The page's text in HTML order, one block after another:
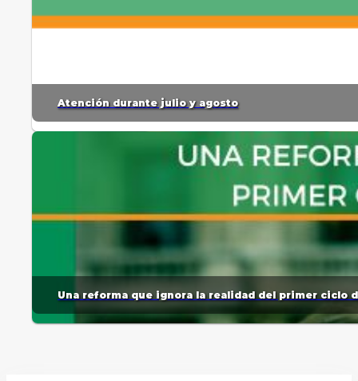
Atención durante julio y agosto
Una reforma que ignora la realidad del primer ciclo